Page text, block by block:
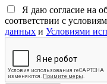
Я даю согласие на
соответствии с
данных и Условиями